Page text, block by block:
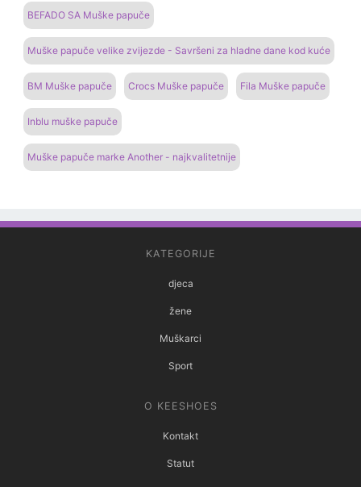
BEFADO SA Muške papuče
Muške papuče velike zvijezde - Savršeni za hladne dane kod kuće
BM Muške papuče Crocs Muške papuče Fila Muške papuče
Inblu muške papuče
Muške papuče marke Another - najkvalitetnije
KATEGORIJE
djeca
žene
Muškarci
Sport
O KEESHOES
Kontakt
Statut